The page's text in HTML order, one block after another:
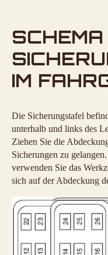
IM
Die Sicherungstafel
unterhalb und links des
Ziehen Sie die
Sicherungen zu
verwenden Sie das
sich auf der Abdeckung